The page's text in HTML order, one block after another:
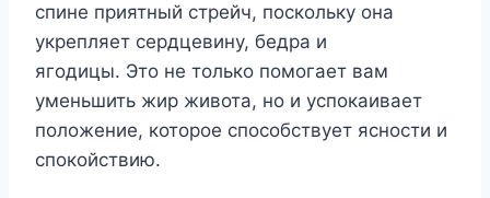
спине приятный стрейч, поскольку она
укрепляет сердцевину, бедра и
ягодицы. Это не только помогает вам
уменьшить жир живота, но и успокаивает
положение, которое способствует ясности и
спокойствию.